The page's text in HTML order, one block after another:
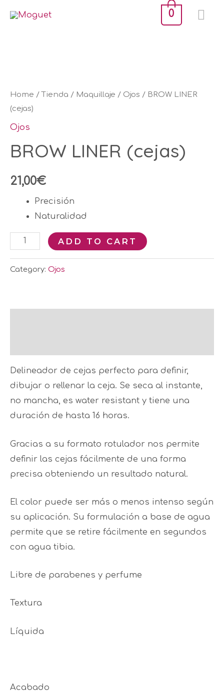
0
Home /Tienda / Maquillaje / Ojos / BROW LINER
(cejas)
Ojos
BROW LINER (cejas)
21,00€
Precisión
Naturalidad
quantity
ADD TO CART
Category: Ojos
Delineador de cejas perfecto para definir,
dibujar o rellenar la ceja. Se seca al instante,
no mancha, es water resistant y tiene una
duración de hasta 16 horas.
Gracias a su formato rotulador nos permite
definir las cejas fácilmente de una forma
precisa obteniendo un resultado natural.
El color puede ser más o menos intenso según
su aplicación. Su formulación a base de agua
permite que se retire fácilmente en segundos
con agua tibia.
Libre de parabenes y perfume
Textura
Líquida
Acabado